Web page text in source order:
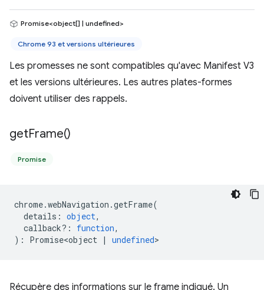
Promise<object[] | undefined>
Chrome 93 et versions ultérieures
Les promesses ne sont compatibles qu'avec Manifest V3
et les versions ultérieures. Les autres plates-formes
doivent utiliser des rappels.
getFrame()
Promise
chrome.webNavigation .getFrame(
details : object,
callback? : function,
) : Promise<object | undefined>
Récupère des informations sur le frame indiqué. Un